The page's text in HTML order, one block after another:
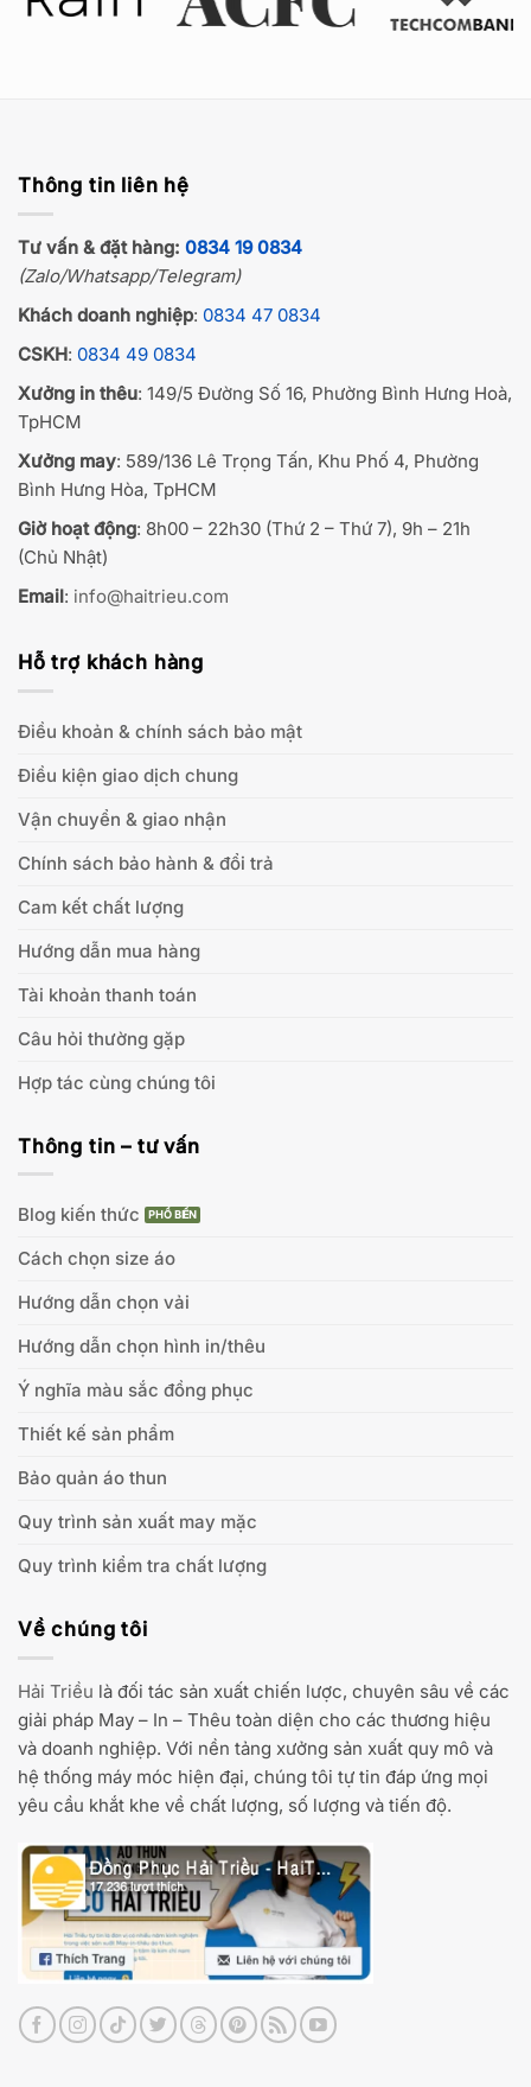
Thông tin liên hệ
Tư vấn & đặt hàng: 0834 19 0834
(Zalo/Whatsapp/Telegram)
Khách doanh nghiệp: 0834 47 0834
CSKH: 0834 49 0834
Xưởng in thêu: 149/5 Đường Số 16, Phường Bình Hưng Hoà,
TpHCM
Xưởng may: 589/136 Lê Trọng Tấn, Khu Phố 4, Phường
Bình Hưng Hòa, TpHCM
Giờ hoạt động: 8h00 – 22h30 (Thứ 2 – Thứ 7), 9h – 21h
(Chủ Nhật)
Email: info@haitrieu.com
Hỗ trợ khách hàng
Điều khoản & chính sách bảo mật
Điều kiện giao dịch chung
Vận chuyển & giao nhận
Chính sách bảo hành & đổi trả
Cam kết chất lượng
Hướng dẫn mua hàng
Tài khoản thanh toán
Câu hỏi thường gặp
Hợp tác cùng chúng tôi
Thông tin – tư vấn
Blog kiến thức
Cách chọn size áo
Hướng dẫn chọn vải
Hướng dẫn chọn hình in/thêu
Ý nghĩa màu sắc đồng phục
Thiết kế sản phẩm
Bảo quản áo thun
Quy trình sản xuất may mặc
Quy trình kiểm tra chất lượng
Về chúng tôi
Hải Triều là đối tác sản xuất chiến lược, chuyên sâu về các
giải pháp May – In – Thêu toàn diện cho các thương hiệu
và doanh nghiệp. Với nền tảng xưởng sản xuất quy mô và
hệ thống máy móc hiện đại, chúng tôi tự tin đáp ứng mọi
yêu cầu khắt khe về chất lượng, số lượng và tiến độ.